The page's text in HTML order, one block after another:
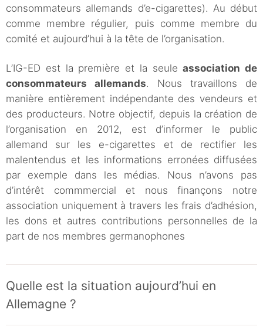
consommateurs allemands d’e-cigarettes). Au début
comme membre régulier, puis comme membre du
comité et aujourd’hui à la tête de l’organisation.
L’IG-ED est la première et la seuleassociation de
consommateurs allemands. Nous travaillons de
manière entièrement indépendante des vendeurs et
des producteurs. Notre objectif, depuis la création de
l’organisation en 2012, est d’informer le public
allemand sur les e-cigarettes et de rectifier les
malentendus et les informations erronées diffusées
par exemple dans les médias. Nous n’avons pas
d’intérêt commmercial et nous finançons notre
association uniquement à travers les frais d’adhésion,
les dons et autres contributions personnelles de la
part de nos membres germanophones
Quelle est la situation aujourd’hui en
Allemagne ?